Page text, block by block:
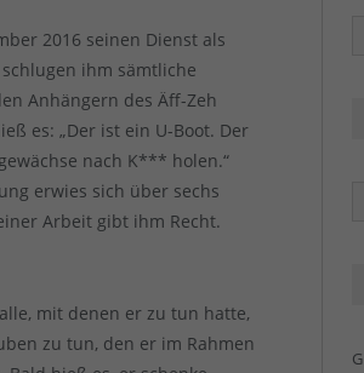
2016 seinen Dienst als
ihm sämtliche
Anhängern des Äff-Zeh
es: „Der ist ein U-Boot. Der
nach K*** holen.“
erwies sich über sechs
Arbeit gibt ihm Recht.
mit denen er zu tun hatte,
zu tun, den er im Rahmen